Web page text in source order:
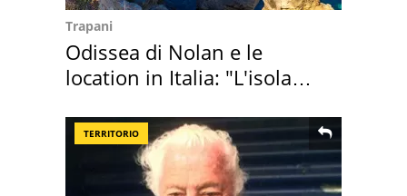
Trapani
Odissea di Nolan e le
location in Italia: "L'isola
TERRITORIO